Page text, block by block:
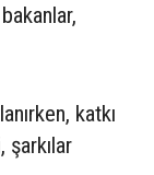
katkı